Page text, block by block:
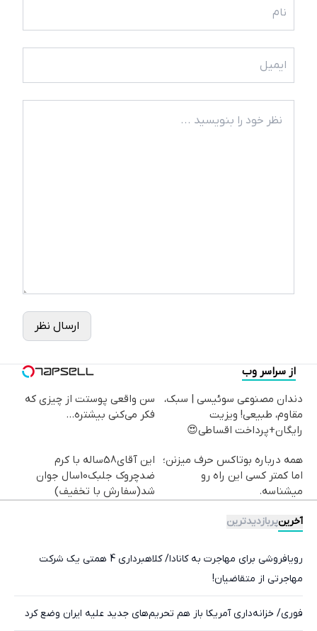
ارسال نظر
از سراسر وب
دندان مصنوعی سوئیسی | سبک،
مقاوم، طبیعی! ویزیت
رایگان+پرداخت اقساطی😍
سن واقعی پوستت از چیزی که
فکر می‌کنی بیشتره...
همه درباره بوتاکس حرف میزنن؛
اما کمتر کسی این راه رو
میشناسه.
این آقای58ساله با کرم
ضدچروک جلبک10سال جوان
شد(سفارش با تخفیف)
آخرینپربازدیدترین
رویافروشی برای مهاجرت به کانادا/ کلاهبرداری 4 همتی یک شرکت
مهاجرتی از متقاضیان!
فوری/ خزانه‌داری آمریکا باز هم تحریم‌های جدید علیه ایران وضع کرد